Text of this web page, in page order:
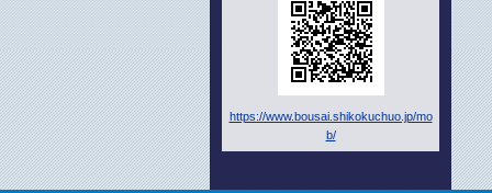
https://www.bousai.shikokuchuo.jp/mo
b/